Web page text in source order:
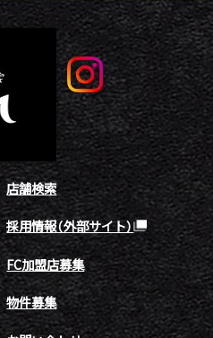
店舗検索
採用情報（外部サイト）
FC加盟店募集
物件募集